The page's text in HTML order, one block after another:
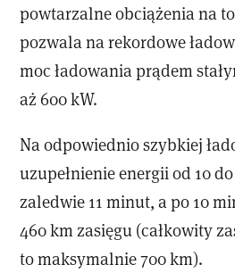
powtarzalne obciążenia na
pozwala na rekordowe
moc ładowania prądem
aż 600 kW.
Na odpowiednio szybkiej
uzupełnienie energii od 10
zaledwie 11 minut, a po 10
460 km zasięgu (całkowity
to maksymalnie 700 km).